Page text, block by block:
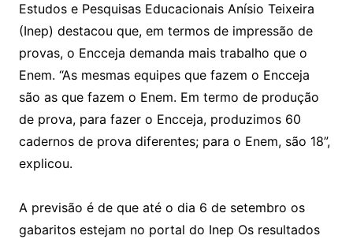
Estudos e Pesquisas Educacionais Anísio Teixeira
(Inep) destacou que, em termos de impressão de
provas, o Encceja demanda mais trabalho que o
Enem. “As mesmas equipes que fazem o Encceja
são as que fazem o Enem. Em termo de produção
de prova, para fazer o Encceja, produzimos 60
cadernos de prova diferentes; para o Enem, são 18”,
explicou.
A previsão é de que até o dia 6 de setembro os
gabaritos estejam no portal do Inep Os resultados